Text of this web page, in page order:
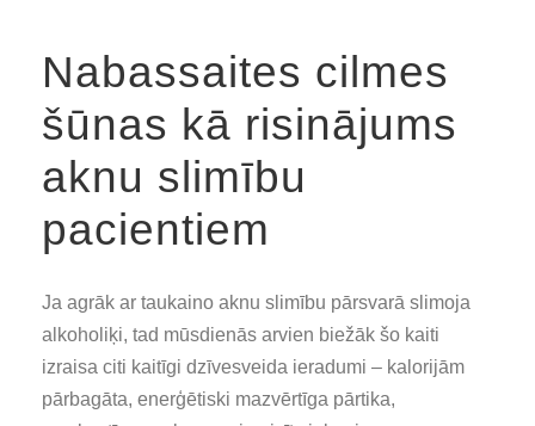
Nabassaites cilmes
šūnas kā risinājums
aknu slimību
pacientiem
Ja agrāk ar taukaino aknu slimību pārsvarā slimoja
alkoholiķi, tad mūsdienās arvien biežāk šo kaiti
izraisa citi kaitīgi dzīvesveida ieradumi – kalorijām
pārbagāta, enerģētiski mazvērtīga pārtika,